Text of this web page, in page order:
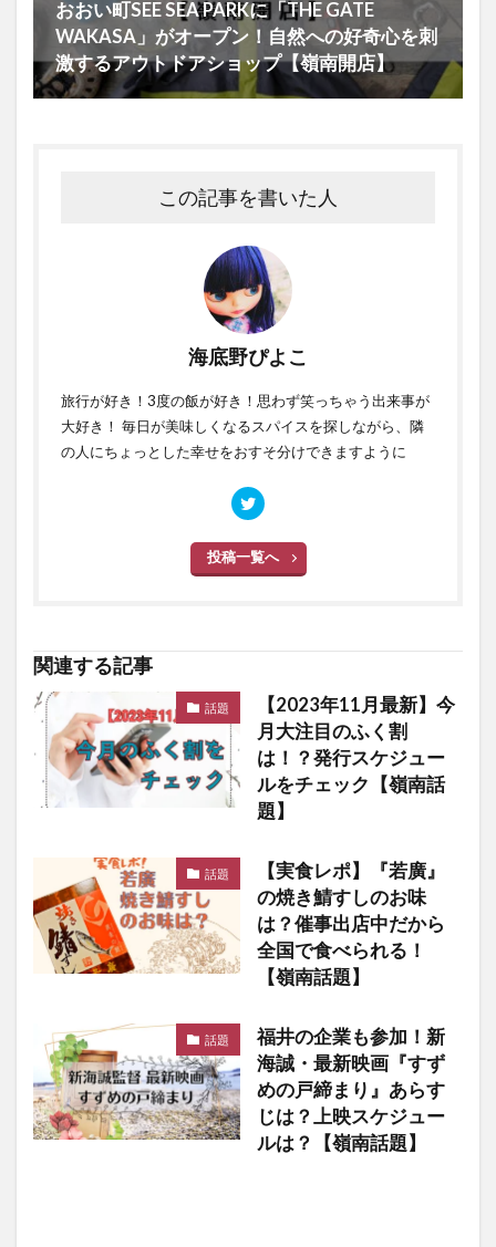
おおい町SEE SEA PARKに「THE GATE
WAKASA」がオープン！自然への好奇心を刺
激するアウトドアショップ【嶺南開店】
この記事を書いた人
海底野ぴよこ
旅行が好き！3度の飯が好き！思わず笑っちゃう出来事が
大好き！ 毎日が美味しくなるスパイスを探しながら、隣
の人にちょっとした幸せをおすそ分けできますように
投稿一覧へ
関連する記事
話題
【2023年11月最新】今
月大注目のふく割
は！？発行スケジュー
ルをチェック【嶺南話
題】
話題
【実食レポ】『若廣』
の焼き鯖すしのお味
は？催事出店中だから
全国で食べられる！
【嶺南話題】
話題
福井の企業も参加！新
海誠・最新映画『すず
めの戸締まり』あらす
じは？上映スケジュー
ルは？【嶺南話題】